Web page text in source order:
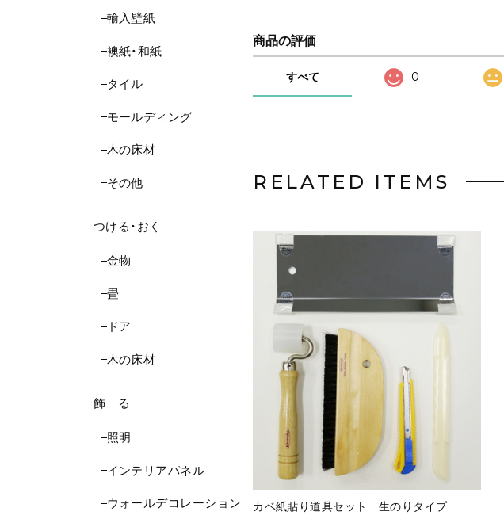
輸入壁紙
襖紙・和紙
タイル
モールディング
木の床材
その他
つける・おく
金物
畳
ドア
木の床材
飾 る
照明
インテリアパネル
ウォールデコレーション
商品の評価
すべて 0
RELATED ITEMS
カベ紙貼り道具セット 生のりタイプ